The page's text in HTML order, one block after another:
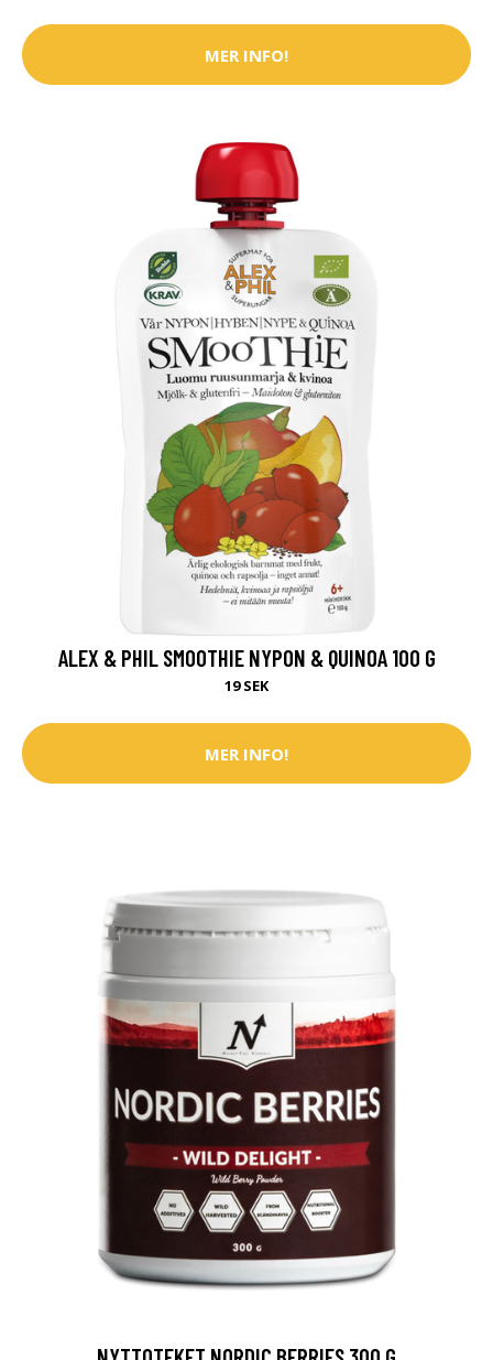
MER INFO!
ALEX & PHIL SMOOTHIE NYPON & QUINOA 100 G
19 SEK
MER INFO!